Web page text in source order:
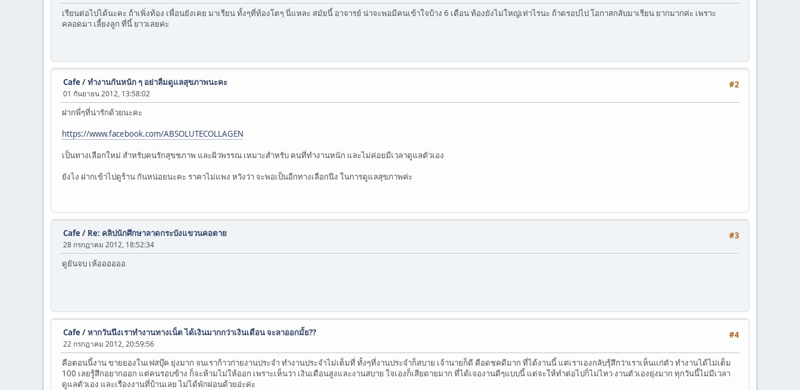
เรียนต่อไปได้นะคะ ถ้าเพิ่งท้อง เพื่อนยังเคย มาเรียน ทั้งๆที่ท้องโตๆ นี่แหละ สมัยนี้ อาจารย์ น่าจะพอมีคนเข้าใจบ้าง 6 เดือน ท้องยังไม่ใหญ่เท่าไรนะ ถ้าดรอปไป โอกาสกลับมาเรียน ยากมากค่ะ เพราะ
คลอดมา เลี้ยงลูก ที่นี้ ยาวเลยค่ะ
#2
Cafe/ทำงานกันหนัก ๆ อย่าลืมดูแลสุขภาพนะคะ
01 กันยายน 2012, 13:58:02
ฝากพี่ๆที่น่ารักด้วยนะคะ
https://www.facebook.com/ABSOLUTECOLLAGEN
เป็นทางเลือกใหม่ สำหรับคนรักสุขชภาพ และผิวพรรณ เหมาะสำหรับ คนที่ทำงานหนัก และไม่ค่อยมีเวลาดูแลตัวเอง
ยังไง ฝากเข้าไปดูร้าน กันหน่อยนะคะ ราคาไม่แพง หวังว่า จะพอเป็นอีกทางเลือกนึง ในการดูแลสุขภาพค่ะ
#3
Cafe/ Re: คลิปนักศึกษาลาดกระบังแขวนคอตาย
28 กรกฎาคม 2012, 18:52:34
ดูยันจบ เห้ออออออ
#4
Cafe/หากวันนึงเราทำงานทางเน็ต ได้เงินมากกว่าเงินเดือน จะลาออกมั้ย??
22 กรกฎาคม 2012, 20:59:56
คือตอนนี้งาน ขายยองในเฟสบุ๊ค ยุ่งมาก จนเราก้าวก่ายงานประจำ ทำงานประจำไม่เต็มที่ ทั้งๆที่งานประจำก็สบาย เจ้านายก็ดี คือดชคดีมาก ที่ได้งานนี้ แต่เราเองกลับรุ้สึกว่าเราเห็นแก่ตัว ทำงานได้ไม่เต็ม
100 เลยรู้สึกอยากออก แต่คนรอบข้าง ก็จะห้ามไม่ให้ออก เพราะเห็นว่า เงินเดือนสูงและงานสบาย ใจเองก็เสียดายมาก ที่ได้เจองานดีๆแบบนี้ แต่จะให้ทำต่อไปก็ไม่ไหว งานตัวเองยุ่งมาก ทุกวันนี้ไม่มีเวลา
ดูแลตัวเอง และเรืองงานที่บ้านเลย ไม่ได้พักผ่อนด้วยอ่ะค่ะ